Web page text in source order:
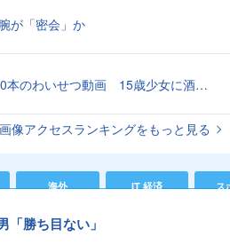
が「密会」か
押収スマホから770本のわいせつ動画 15歳少女に酒と薬飲ませ性的暴行か 54歳男を再逮捕 「薬もありますよ」とSNSで誘い出し
画像アクセスランキングをもっと見る
海外 IT 経済 ス
「勝ち目ない」